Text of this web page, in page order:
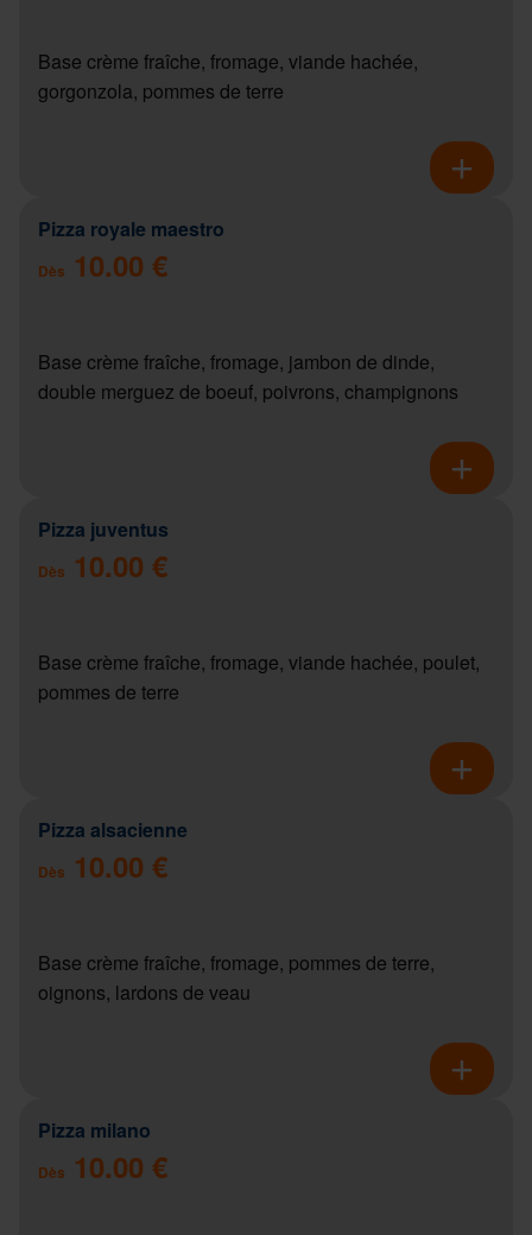
Base crème fraîche, fromage, viande hachée,
gorgonzola, pommes de terre
Pizza royale maestro
Dès 10.00 €
Base crème fraîche, fromage, jambon de dinde,
double merguez de boeuf, poivrons, champignons
Pizza juventus
Dès 10.00 €
Base crème fraîche, fromage, viande hachée, poulet,
pommes de terre
Pizza alsacienne
Dès 10.00 €
Base crème fraîche, fromage, pommes de terre,
oignons, lardons de veau
Pizza milano
Dès 10.00 €